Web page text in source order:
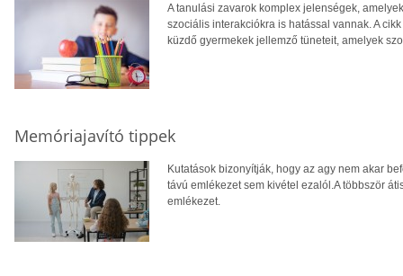
A tanulási zavarok komplex jelenségek,
szociális interakciókra is hatással vannak. A
küzdő gyermekek jellemző tüneteit, amelyek
Memóriajavító tippek
Kutatások bizonyítják, hogy az agy nem akar
távú emlékezet sem kivétel ezalól.A többször
emlékezet.